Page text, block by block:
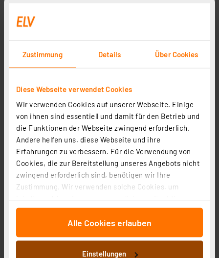
Zustimmung Details Über Cookies
Diese Webseite verwendet Cookies
Wir verwenden Cookies auf unserer Webseite. Einige
von ihnen sind essentiell und damit für den Betrieb und
die Funktionen der Webseite zwingend erforderlich.
Andere helfen uns, diese Webseite und ihre
Erfahrungen zu verbessern. Für die Verwendung von
Cookies, die zur Bereitstellung unseres Angebots nicht
zwingend erforderlich sind, benötigen wir Ihre
Zustimmung. Wir verwenden solche Cookies, um
für soziale Medien anbieten zu können und die Zugriffe
auf unsere Website zu analysieren. Außerdem geben
an unsere Partner für soziale Medien, Werbung und
Alle Cookies erlauben
Einstellungen
GP Lithium CR2032 Knopfzelle, 3V, 5 Stück
Artikel-Nr. 254655
2,39 €
inkl. MwSt.